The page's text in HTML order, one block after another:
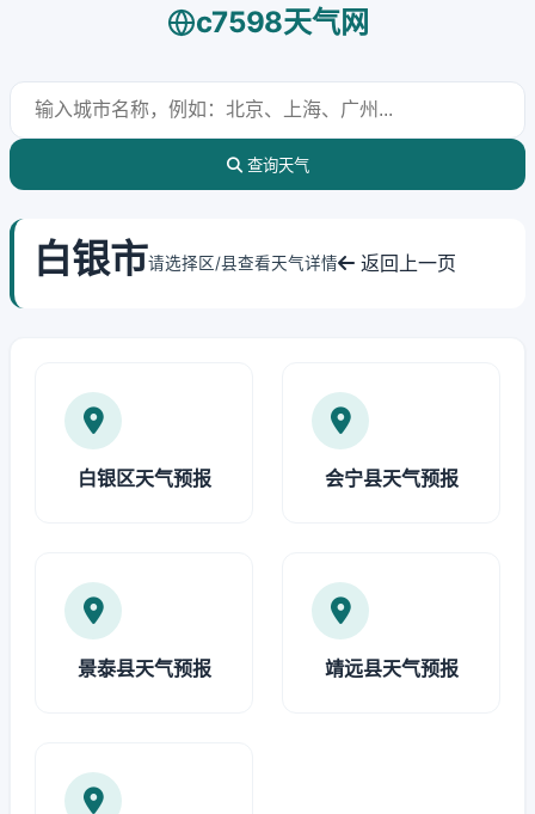
c7598天气网
查询天气
白银市请选择区/县查看天气详情 返回上一页
白银区天气预报 会宁县天气预报
景泰县天气预报 靖远县天气预报